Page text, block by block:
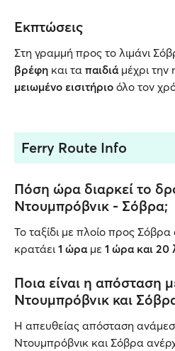
Εκπτώσεις
Στη γραμμή προς το λιμάνι
βρέφη και τα παιδιάμέχρι την
μειωμένο εισιτήριο όλο τον
Ferry Route Info
Πόση ώρα διαρκεί το
Ντουμπρόβνικ - Σόβρα;
Το ταξίδι με πλοίο προς
κρατάει 1 ώραμε 1 ώρα και 20
Ποια είναι η απόσταση
Ντουμπρόβνικ και
Η απευθείας απόσταση
Ντουμπρόβνικ και Σόβρα